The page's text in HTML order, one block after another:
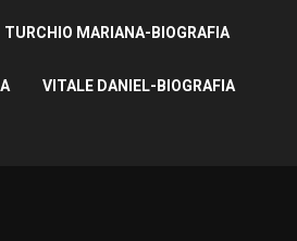
TURCHIO MARIANA-BIOGRAFIA
VITALE DANIEL-BIOGRAFIA